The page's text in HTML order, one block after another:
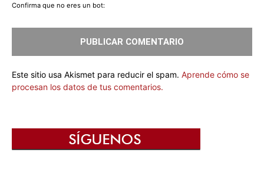
Confirma que no eres un bot:
Este sitio usa Akismet para reducir el spam. Aprende cómo se
procesan los datos de tus comentarios.